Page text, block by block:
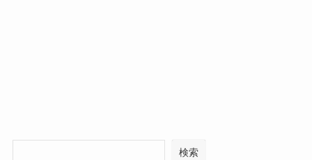
検索